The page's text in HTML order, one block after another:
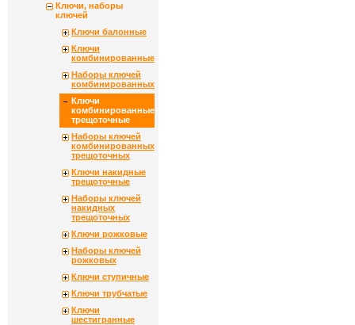
Ключи, наборы
ключей
Ключи балонные
Ключи
комбинированные
Наборы ключей
комбинированных
Ключи
комбинированные
трещоточные
Наборы ключей
комбинированных
трещоточных
Ключи накидные
трещоточные
Наборы ключей
накидных
трещоточных
Ключи рожковые
Наборы ключей
рожковых
Ключи ступичные
Ключи трубчатые
Ключи
шестигранные